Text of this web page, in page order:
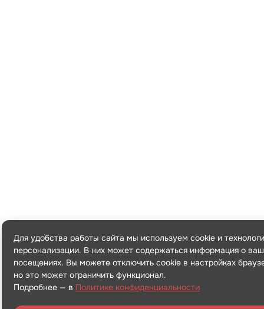
Для удобства работы сайта мы используем cookie и
персонализации. В них может содержаться информация о
посещениях. Вы можете отключить cookie в настройках
но это может ограничить функционал.
Подробнее — в Политике конфиденциальности